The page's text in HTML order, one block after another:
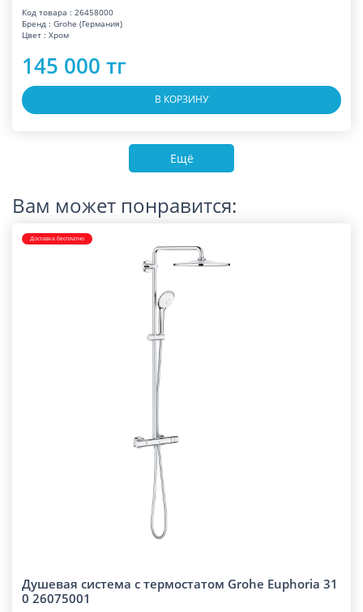
Код товара : 26458000
Бренд : Grohe (Германия)
Цвет : Хром
145 000 тг
В КОРЗИНУ
Ещё
Вам может понравится:
Доставка бесплатно
Душевая система с термостатом Grohe Euphoria 31
0 26075001